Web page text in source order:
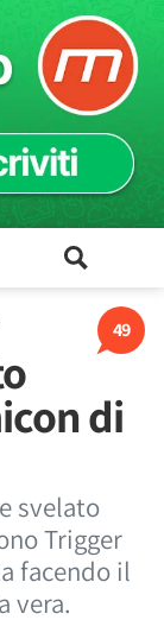
49
di
svelato
Trigger
facendo il
vera.